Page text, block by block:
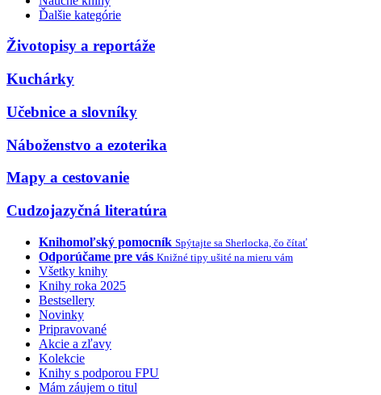
Ďalšie kategórie
Životopisy a reportáže
Kuchárky
Učebnice a slovníky
Náboženstvo a ezoterika
Mapy a cestovanie
Cudzojazyčná literatúra
Knihomoľský pomocník Spýtajte sa Sherlocka, čo čítať
Odporúčame pre vás Knižné tipy ušité na mieru vám
Všetky knihy
Knihy roka 2025
Bestsellery
Novinky
Pripravované
Akcie a zľavy
Kolekcie
Knihy s podporou FPU
Mám záujem o titul